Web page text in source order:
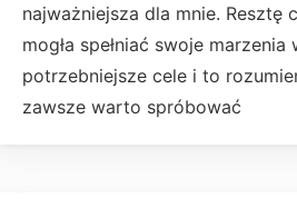
najważniejsza dla mnie. Resztę
mogła spełniać swoje marzenia
potrzebniejsze cele i to
zawsze warto spróbować